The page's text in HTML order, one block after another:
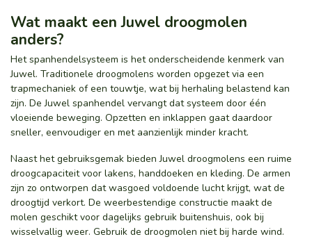
Wat maakt een Juwel droogmolen
anders?
Het spanhendelsysteem is het onderscheidende kenmerk van
Juwel. Traditionele droogmolens worden opgezet via een
trapmechaniek of een touwtje, wat bij herhaling belastend kan
zijn. De Juwel spanhendel vervangt dat systeem door één
vloeiende beweging. Opzetten en inklappen gaat daardoor
sneller, eenvoudiger en met aanzienlijk minder kracht.
Naast het gebruiksgemak bieden Juwel droogmolens een ruime
droogcapaciteit voor lakens, handdoeken en kleding. De armen
zijn zo ontworpen dat wasgoed voldoende lucht krijgt, wat de
droogtijd verkort. De weerbestendige constructie maakt de
molen geschikt voor dagelijks gebruik buitenshuis, ook bij
wisselvallig weer. Gebruik de droogmolen niet bij harde wind.